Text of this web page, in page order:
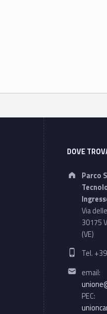
DOVE
Parco
Via
30175
(VE)
Phone
Tel.
Email
email:
PEC: